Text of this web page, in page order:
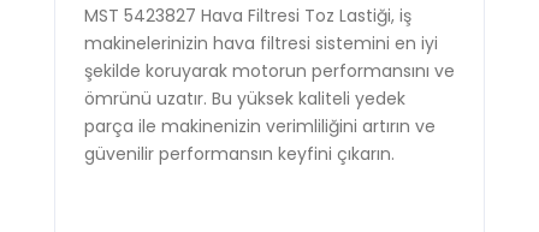
MST 5423827 Hava Filtresi Toz Lastiği, iş
makinelerinizin hava filtresi sistemini en iyi
şekilde koruyarak motorun performansını ve
ömrünü uzatır. Bu yüksek kaliteli yedek
parça ile makinenizin verimliliğini artırın ve
güvenilir performansın keyfini çıkarın.